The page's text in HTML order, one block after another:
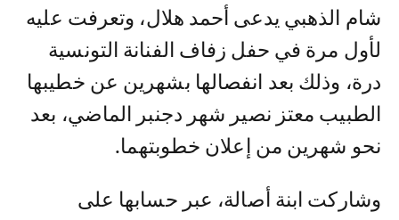
شام الذهبي يدعى أحمد هلال، وتعرفت عليه
لأول مرة في حفل زفاف الفنانة التونسية
درة، وذلك بعد انفصالها بشهرين عن خطيبها
الطبيب معتز نصير شهر دجنبر الماضي، بعد
نحو شهرين من إعلان خطوبتهما.
وشاركت ابنة أصالة، عبر حسابها على